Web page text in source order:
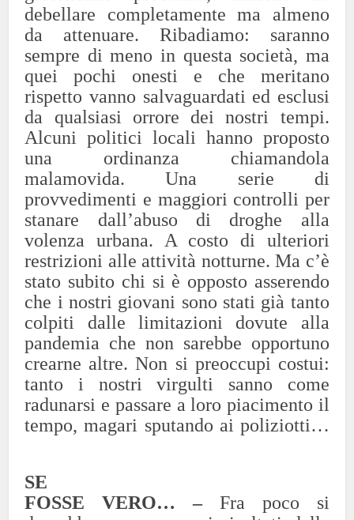
debellare completamente ma almeno
da attenuare. Ribadiamo: saranno
sempre di meno in questa società, ma
quei pochi onesti e che meritano
rispetto vanno salvaguardati ed esclusi
da qualsiasi orrore dei nostri tempi.
Alcuni politici locali hanno proposto
una ordinanza chiamandola
malamovida. Una serie di
provvedimenti e maggiori controlli per
stanare dall’abuso di droghe alla
volenza urbana. A costo di ulteriori
restrizioni alle attività notturne. Ma c’è
stato subito chi si è opposto asserendo
che i nostri giovani sono stati già tanto
colpiti dalle limitazioni dovute alla
pandemia che non sarebbe opportuno
crearne altre. Non si preoccupi costui:
tanto i nostri virgulti sanno come
radunarsi e passare a loro piacimento il
tempo, magari sputando ai poliziotti…
SE
FOSSE VERO… – Fra poco si